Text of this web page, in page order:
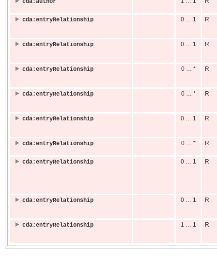
cda:author
cda:entryRelationship 0 … 1 R
cda:entryRelationship 0 … 1 R
cda:entryRelationship 0 … * R
cda:entryRelationship 0 … * R
cda:entryRelationship 0 … 1 R
cda:entryRelationship 0 … * R
cda:entryRelationship 0 … 1 R
cda:entryRelationship 0 … 1 R
cda:entryRelationship 1 … 1 R